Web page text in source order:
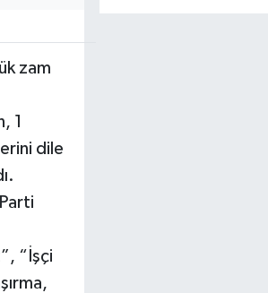
zam
1
dile
“İşçi